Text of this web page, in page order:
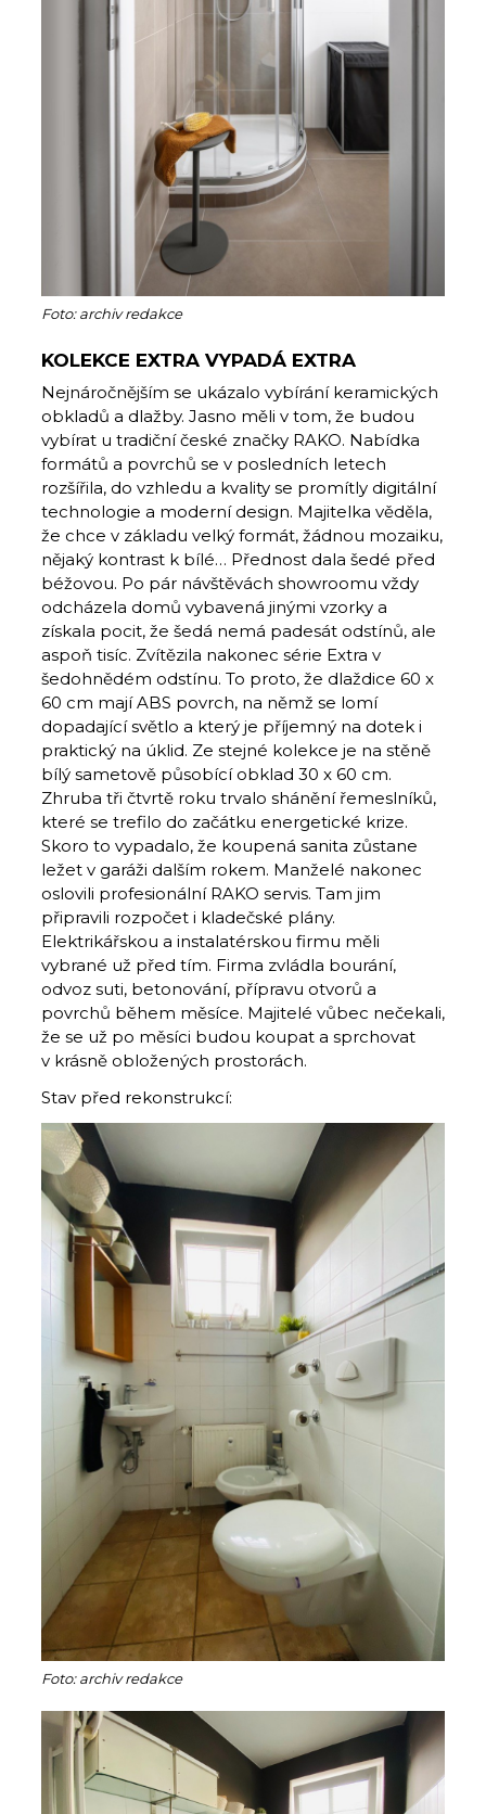
Foto: archiv redakce
KOLEKCE EXTRA VYPADÁ EXTRA
Nejnáročnějším se ukázalo vybírání keramických
obkladů a dlažby. Jasno měli v tom, že budou
vybírat u tradiční české značky RAKO. Nabídka
formátů a povrchů se v posledních letech
rozšířila, do vzhledu a kvality se promítly digitální
technologie a moderní design. Majitelka věděla,
že chce v základu velký formát, žádnou mozaiku,
nějaký kontrast k bílé… Přednost dala šedé před
béžovou. Po pár návštěvách showroomu vždy
odcházela domů vybavená jinými vzorky a
získala pocit, že šedá nemá padesát odstínů, ale
aspoň tisíc. Zvítězila nakonec série Extra v
šedohnědém odstínu. To proto, že dlaždice 60 x
60 cm mají ABS povrch, na němž se lomí
dopadající světlo a který je příjemný na dotek i
praktický na úklid. Ze stejné kolekce je na stěně
bílý sametově působící obklad 30 x 60 cm.
Zhruba tři čtvrtě roku trvalo shánění řemeslníků,
které se trefilo do začátku energetické krize.
Skoro to vypadalo, že koupená sanita zůstane
ležet v garáži dalším rokem. Manželé nakonec
oslovili profesionální RAKO servis. Tam jim
připravili rozpočet i kladečské plány.
Elektrikářskou a instalatérskou firmu měli
vybrané už před tím. Firma zvládla bourání,
odvoz suti, betonování, přípravu otvorů a
povrchů během měsíce. Majitelé vůbec nečekali,
že se už po měsíci budou koupat a sprchovat
v krásně obložených prostorách.
Stav před rekonstrukcí:
Foto: archiv redakce